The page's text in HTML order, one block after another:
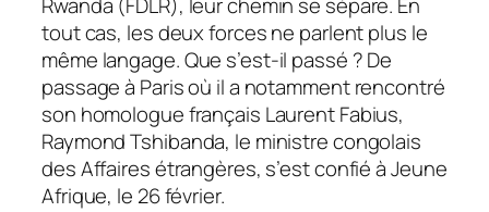
Rwanda (FDLR), leur chemin se sépare. En
tout cas, les deux forces ne parlent plus le
même langage. Que s’est-il passé ? De
passage à Paris où il a notamment rencontré
son homologue français Laurent Fabius,
Raymond Tshibanda, le ministre congolais
des Affaires étrangères, s’est confié àJeune
Afrique, le 26 février.